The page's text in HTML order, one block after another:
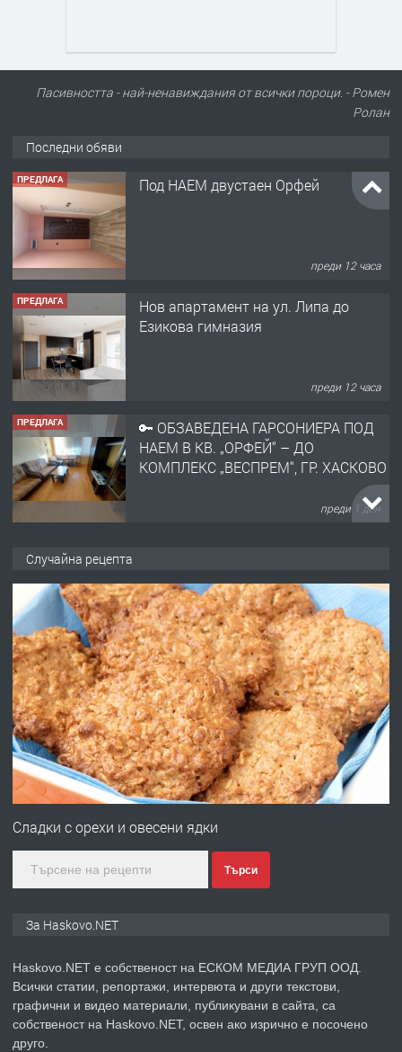
Пасивността - най-ненавиждания от всички пороци. - Ромен
Ролан
Последни обяви
ПРЕДЛАГА Под НАЕМ двустаен Орфей
преди 12 часа
ПРЕДЛАГА
Нов апартамент на ул. Липа до
Езикова гимназия
преди 12 часа
ПРЕДЛАГА
🔑 ОБЗАВЕДЕНА ГАРСОНИЕРА ПОД
НАЕМ В КВ. „ОРФЕЙ“ – ДО
КОМПЛЕКС „ВЕСПРЕМ“, ГР. ХАСКОВО
преди 1 ден
АПАРТАМЕНТ В ЦЕНТЪРА НА ГР.
ХАСКОВО
преди 2 дни
ПРЕДЛАГА Давам гараж под наем
преди 2 дни
ПРЕДЛАГА
№4120 Магазин/Офис под наем в кв.
градската градина!
преди 3 дни
ПРЕДЛАГА
Продавам парцел в гр. Хасково кв.
Случайна рецепта
Сладки с орехи и овесени ядки
Търси
За Haskovo.NET
Haskovo.NET е собственост на ЕСКОМ МЕДИА ГРУП ООД.
Всички статии, репортажи, интервюта и други текстови,
графични и видео материали, публикувани в сайта, са
собственост на Haskovo.NET, освен ако изрично е посочено
друго.